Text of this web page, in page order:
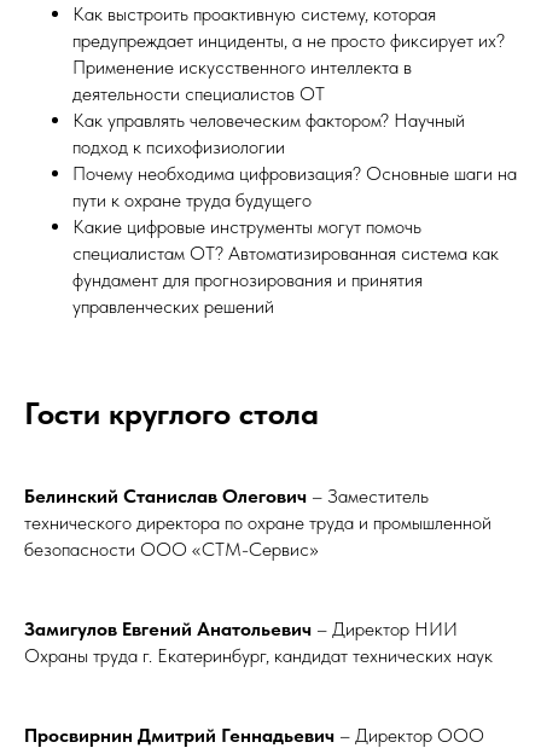
Как выстроить проактивную систему, которая
предупреждает инциденты, а не просто фиксирует их?
Применение искусственного интеллекта в
деятельности специалистов ОТ
Как управлять человеческим фактором? Научный
подход к психофизиологии
Почему необходима цифровизация? Основные шаги на
пути к охране труда будущего
Какие цифровые инструменты могут помочь
специалистам ОТ? Автоматизированная система как
фундамент для прогнозирования и принятия
управленческих решений
Гости круглого стола
Белинский Станислав Олегович – Заместитель
технического директора по охране труда и промышленной
безопасности ООО «СТМ-Сервис»
Замигулов Евгений Анатольевич – Директор НИИ
Охраны труда г. Екатеринбург, кандидат технических наук
Просвирнин Дмитрий Геннадьевич – Директор ООО